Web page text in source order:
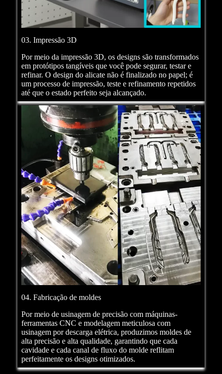
03. Impressão 3D
Por meio da impressão 3D, os designs são transformados
em protótipos tangíveis que você pode segurar, testar e
refinar. O design do alicate não é finalizado no papel; é
um processo de impressão, teste e refinamento repetidos
até que o estado perfeito seja alcançado.
04. Fabricação de moldes
Por meio de usinagem de precisão com máquinas-
ferramentas CNC e modelagem meticulosa com
usinagem por descarga elétrica, produzimos moldes de
alta precisão e alta qualidade, garantindo que cada
cavidade e cada canal de fluxo do molde reflitam
perfeitamente os designs otimizados.